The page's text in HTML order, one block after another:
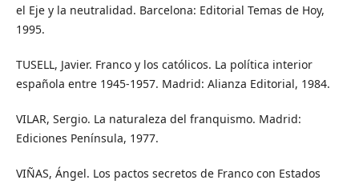
el Eje y la neutralidad. Barcelona: Editorial Temas de Hoy,
1995.
TUSELL, Javier. Franco y los católicos. La política interior
española entre 1945-1957. Madrid: Alianza Editorial, 1984.
VILAR, Sergio. La naturaleza del franquismo. Madrid:
Ediciones Península, 1977.
VIÑAS, Ángel. Los pactos secretos de Franco con Estados